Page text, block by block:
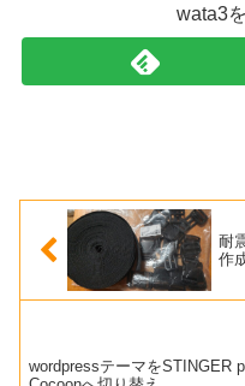
wata3
耐
作
wordpressテーマをSTINGER